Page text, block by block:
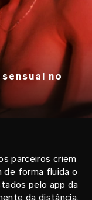
no
parceiros criem
de forma fluida o
pelo app da
da distância.